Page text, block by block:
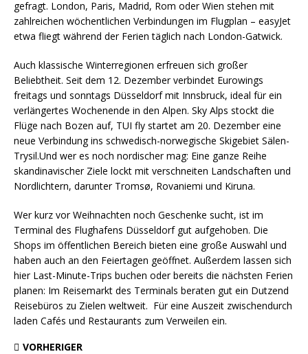
gefragt. London, Paris, Madrid, Rom oder Wien stehen mit
zahlreichen wöchentlichen Verbindungen im Flugplan – easyJet
etwa fliegt während der Ferien täglich nach London-Gatwick.
Auch klassische Winterregionen erfreuen sich großer
Beliebtheit. Seit dem 12. Dezember verbindet Eurowings
freitags und sonntags Düsseldorf mit Innsbruck, ideal für ein
verlängertes Wochenende in den Alpen. Sky Alps stockt die
Flüge nach Bozen auf, TUI fly startet am 20. Dezember eine
neue Verbindung ins schwedisch-norwegische Skigebiet Sälen-
Trysil.Und wer es noch nordischer mag: Eine ganze Reihe
skandinavischer Ziele lockt mit verschneiten Landschaften und
Nordlichtern, darunter Tromsø, Rovaniemi und Kiruna.
Wer kurz vor Weihnachten noch Geschenke sucht, ist im
Terminal des Flughafens Düsseldorf gut aufgehoben. Die
Shops im öffentlichen Bereich bieten eine große Auswahl und
haben auch an den Feiertagen geöffnet. Außerdem lassen sich
hier Last-Minute-Trips buchen oder bereits die nächsten Ferien
planen: Im Reisemarkt des Terminals beraten gut ein Dutzend
Reisebüros zu Zielen weltweit. Für eine Auszeit zwischendurch
laden Cafés und Restaurants zum Verweilen ein.
VORHERIGER